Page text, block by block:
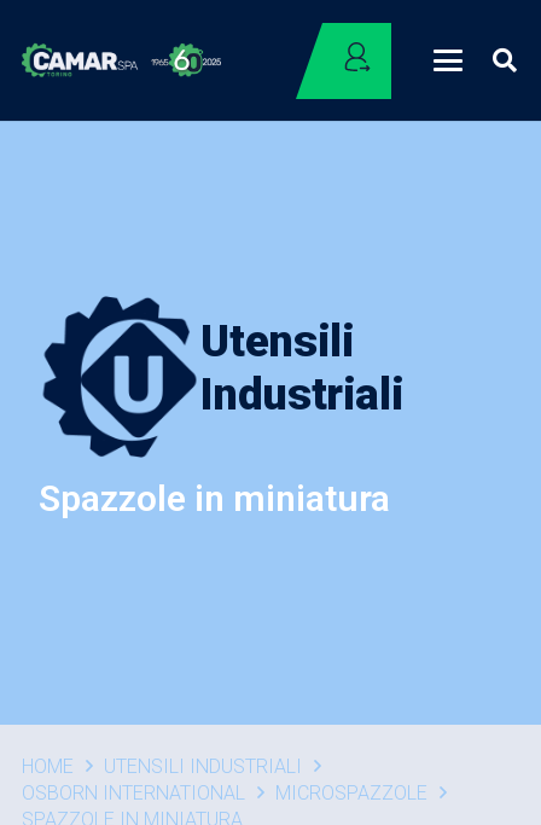
Utensili
Industriali
Spazzole in miniatura
HOME
UTENSILI INDUSTRIALI
OSBORN INTERNATIONAL
MICROSPAZZOLE
SPAZZOLE IN MINIATURA